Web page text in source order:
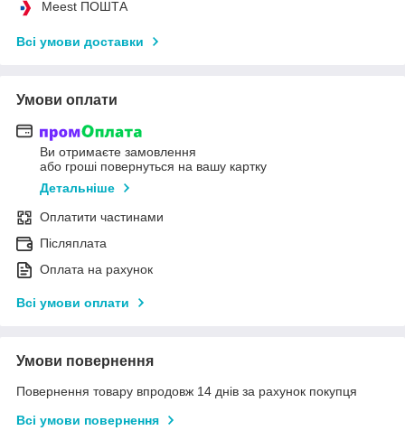
Meest ПОШТА
Всі умови доставки
Умови оплати
Ви отримаєте замовлення
або гроші повернуться на вашу картку
Детальніше
Оплатити частинами
Післяплата
Оплата на рахунок
Всі умови оплати
Умови повернення
Повернення товару впродовж 14 днів за рахунок покупця
Всі умови повернення